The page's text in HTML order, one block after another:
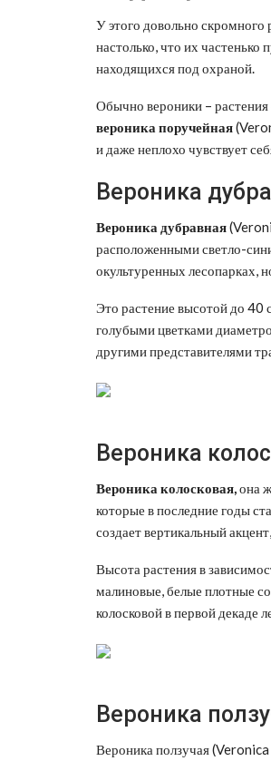
У этого довольно скромного
настолько, что их
находящихся под охраной.
Обычно вероники –
вероника поручейная
и даже неплохо чувствует
Вероника
Вероника дубравная
расположенными светло-
окультуренных лесопарках,
Это растение высотой до
голубыми цветками
другими представителями
Вероника
Вероника колосковая,она
которые в последние годы
создает вертикальный
Высота растения в
малиновые, белые плотные
колосковой в первой декаде
Вероника
Вероника ползучая